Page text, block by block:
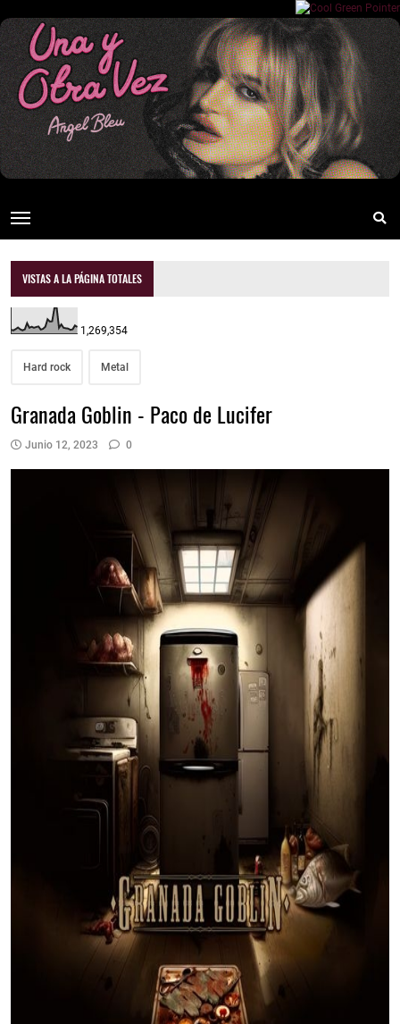
VISTAS A LA PÁGINA TOTALES
1,269,354
Hard rock Metal
Granada Goblin - Paco de Lucifer
Junio 12, 2023 0